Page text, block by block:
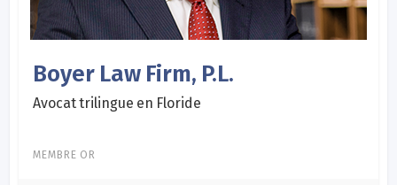
Boyer Law Firm, P.L.
Avocat trilingue en Floride
MEMBRE OR